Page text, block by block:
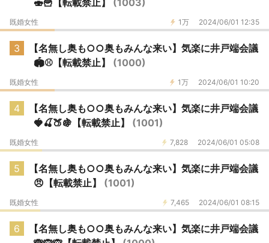
🍣🍟【転載禁止】 (1003)
1万 2024/06/01 12:35
既婚女性
3
【名無し奥も○○奥もみんな来い】気楽に井戸端会議
🏟️⚾️【転載禁止】 (1000)
1万 2024/06/01 10:20
既婚女性
4
【名無し奥も○○奥もみんな来い】気楽に井戸端会議
🍓🍒🍑🍇【転載禁止】 (1001)
7,828 2024/06/01 05:08
既婚女性
5
【名無し奥も○○奥もみんな来い】気楽に井戸端会議
😠【転載禁止】 (1001)
7,465 2024/06/01 08:15
既婚女性
6
【名無し奥も○○奥もみんな来い】気楽に井戸端会議